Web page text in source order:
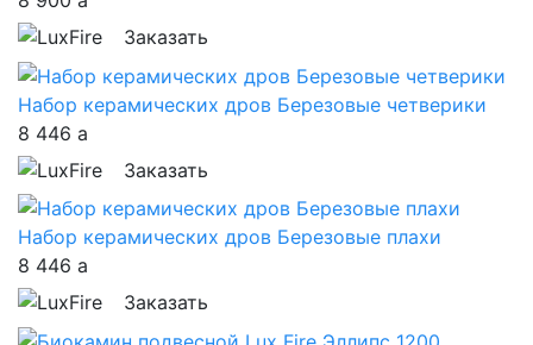
Заказать
Набор керамических дров Березовые четверики
8 446 a
Заказать
Набор керамических дров Березовые плахи
8 446 a
Заказать